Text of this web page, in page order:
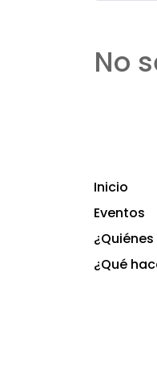
No
Inicio
Eventos
¿Qué